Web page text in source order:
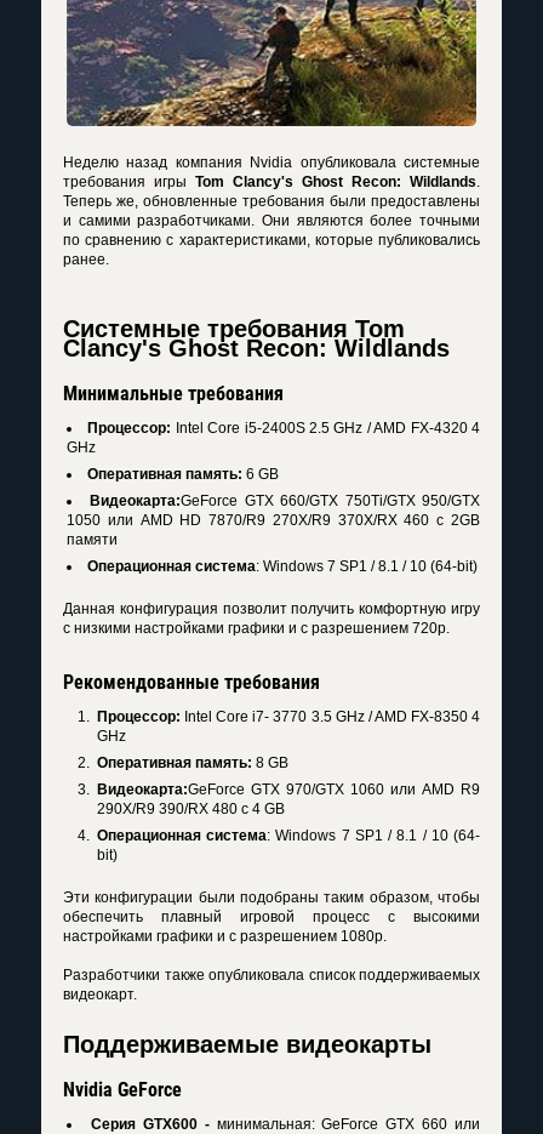
Неделю назад компания Nvidia опубликовала системные
требования игры Tom Clancy's Ghost Recon: Wildlands.
Теперь же, обновленные требования были предоставлены
и самими разработчиками. Они являются более точными
по сравнению с характеристиками, которые публиковались
ранее.
Системные требования Tom
Clancy's Ghost Recon: Wildlands
Минимальные требования
Процессор: Intel Core i5-2400S 2.5 GHz / AMD FX-4320 4
GHz
Оперативная память: 6 GB
Видеокарта:GeForce GTX 660/GTX 750Ti/GTX 950/GTX
1050 или AMD HD 7870/R9 270X/R9 370X/RX 460 с 2GB
памяти
Операционная система: Windows 7 SP1 / 8.1 / 10 (64-bit)
Данная конфигурация позволит получить комфортную игру
с низкими настройками графики и с разрешением 720p.
Рекомендованные требования
Процессор: Intel Core i7- 3770 3.5 GHz / AMD FX-8350 4
GHz
Оперативная память: 8 GB
Видеокарта:GeForce GTX 970/GTX 1060 или AMD R9
290X/R9 390/RX 480 с 4 GB
Операционная система: Windows 7 SP1 / 8.1 / 10 (64-
bit)
Эти конфигурации были подобраны таким образом, чтобы
обеспечить плавный игровой процесс с высокими
настройками графики и с разрешением 1080p.
Разработчики также опубликовала список поддерживаемых
видеокарт.
Поддерживаемые видеокарты
Nvidia GeForce
Серия GTX600 -минимальная: GeForce GTX 660 или